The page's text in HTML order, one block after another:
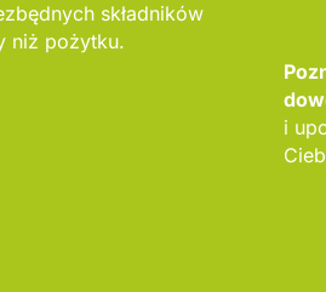
składników
niż pożytku.
i